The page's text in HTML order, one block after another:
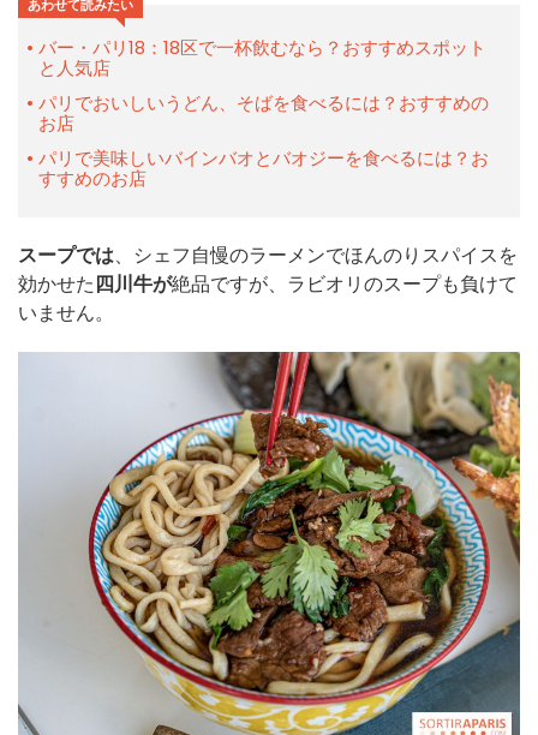
あわせて読みたい
バー・パリ18：18区で一杯飲むなら？おすすめスポット
と人気店
パリでおいしいうどん、そばを食べるには？おすすめの
お店
パリで美味しいバインバオとバオジーを食べるには？お
すすめのお店
スープでは、シェフ自慢のラーメンでほんのりスパイスを
効かせた四川牛が絶品ですが、ラビオリのスープも負けて
いません。